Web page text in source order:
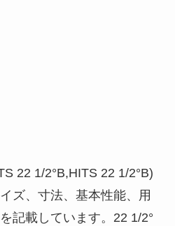
22 1/2°B,HITS 22 1/2°B)
ズ、寸法、基本性能、用
記載しています。22 1/2°